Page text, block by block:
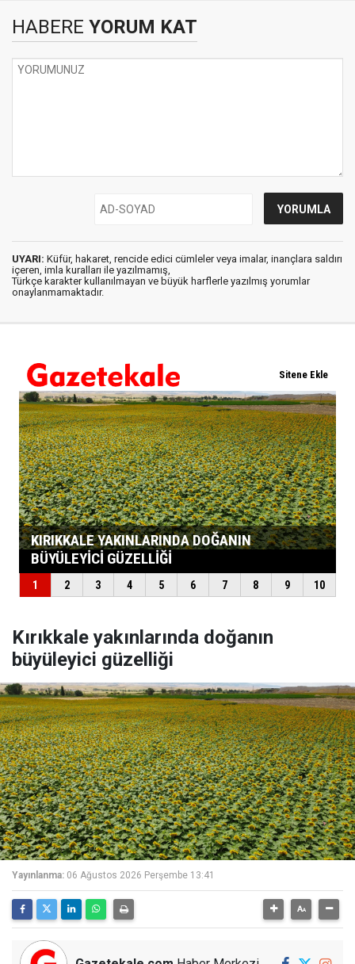
HABERE YORUM KAT
UYARI: Küfür, hakaret, rencide edici cümleler veya imalar, inançlara saldırı
içeren, imla kuralları ile yazılmamış,
Türkçe karakter kullanılmayan ve büyük harflerle yazılmış yorumlar
onaylanmamaktadır.
Kırıkkale yakınlarında doğanın
büyüleyici güzelliği
Yayınlanma: 06 Ağustos 2026 Perşembe 13:41